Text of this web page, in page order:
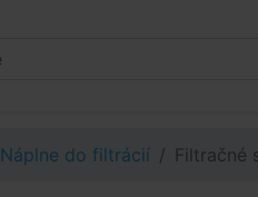
Náplne do filtrácií Filtračné